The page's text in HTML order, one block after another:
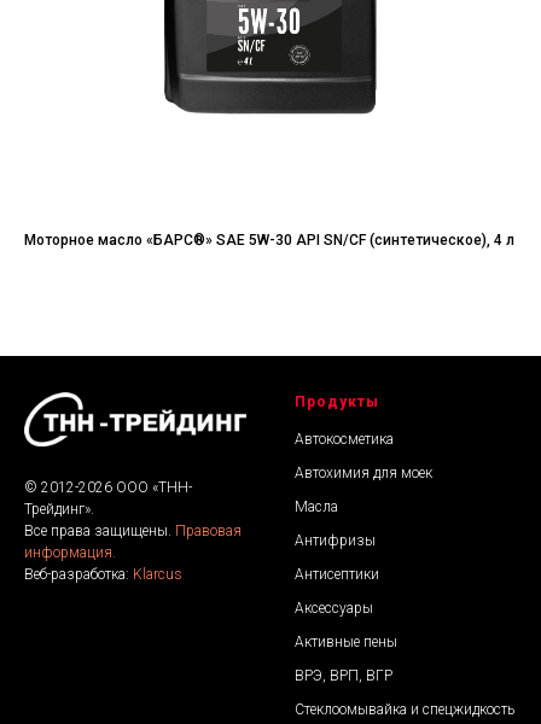
Моторное масло «БАРС®» SAE 5W-30 API SN/CF (синтетическое), 4 л
© 2012-2026 ООО «ТНН-
Трейдинг».
Все права защищены. Правовая
информация.
Веб-разработка: Klarcus
Продукты
Автокосметика
Автохимия для моек
Масла
Антифризы
Антисептики
Аксессуары
Активные пены
ВРЭ, ВРП, ВГР
Стеклоомывайка и спецжидкость